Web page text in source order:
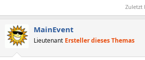
Zuletzt
MainEvent
Lieutenant Ersteller dieses Themas